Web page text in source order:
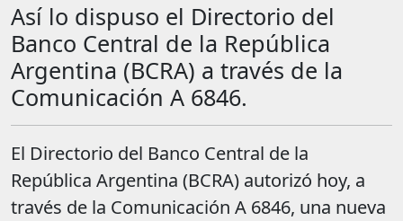
Así lo dispuso el Directorio del
Banco Central de la República
Argentina (BCRA) a través de la
Comunicación A 6846.
El Directorio del Banco Central de la
República Argentina (BCRA) autorizó hoy, a
través de la Comunicación A 6846, una nueva